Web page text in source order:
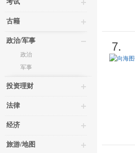
考试
古籍
政治/军事
政治
军事
投资理财
法律
经济
旅游/地图
7.